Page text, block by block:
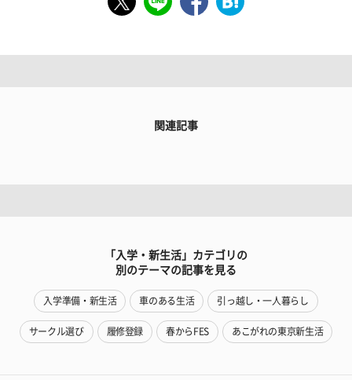
関連記事
「入学・新生活」カテゴリの
別のテーマの記事を見る
入学準備・新生活 車のある生活 引っ越し・一人暮らし
サークル選び 履修登録 春からFES あこがれの東京新生活